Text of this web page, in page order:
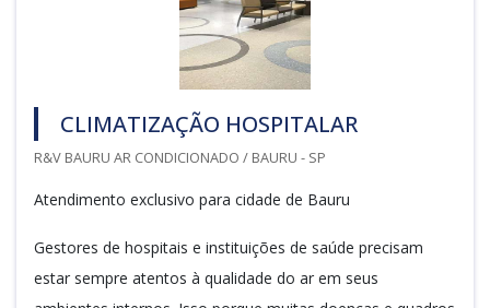
CLIMATIZAÇÃO HOSPITALAR
R&V BAURU AR CONDICIONADO / BAURU - SP
Atendimento exclusivo para cidade de Bauru
Gestores de hospitais e instituições de saúde precisam
estar sempre atentos à qualidade do ar em seus